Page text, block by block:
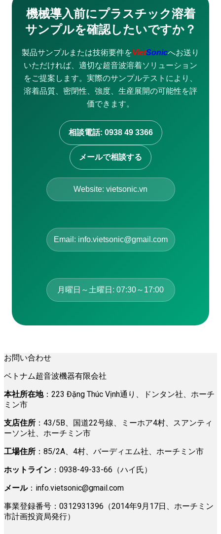
機械導入前にプラスチック溶着
サンプルを確認したいですか？
製品サンプルまたは技術要件をVietSonicへお送り
いただければ、適切な超音波溶着ソリューション
をご提案します。実際のサンプルテストにより、
溶着品質、密閉性、強度、生産展開の可能性を評
価できます。
相談電話: 0938 49 3366
メールで相談する
Website: vietsonic.vn
Email: info.vietsonic@gmail.com
月曜日～土曜日: 07:30～17:00
お問い合わせ
ベトナム超音波機器有限会社
本社所在地：223 Đặng Thúc Vịnh通り、ドンタン社、ホーチ
ミン市
支店住所 ：43/5B、国道22号線、ミーホア4村、スアンティ
ーソン社、ホーチミン市
工場住所 ：85/2A、4村、バーディエム社、ホーチミン市
ホットライン ：0938-49-33-66（ハイ氏）
メール： info.vietsonic@gmail.com
事業登録番号：0312931396（2014年9月17日、ホーチミン
市計画投資局発行）